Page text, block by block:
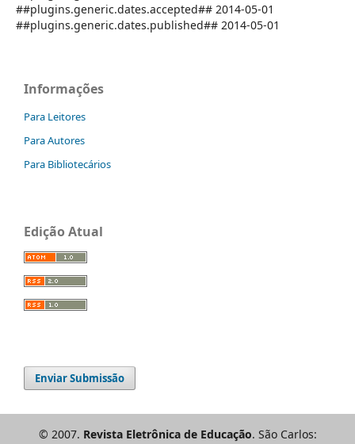
##plugins.generic.dates.accepted## 2014-05-01
##plugins.generic.dates.published## 2014-05-01
Informações
Para Leitores
Para Autores
Para Bibliotecários
Edição Atual
Enviar Submissão
© 2007. Revista Eletrônica de Educação. São Carlos: